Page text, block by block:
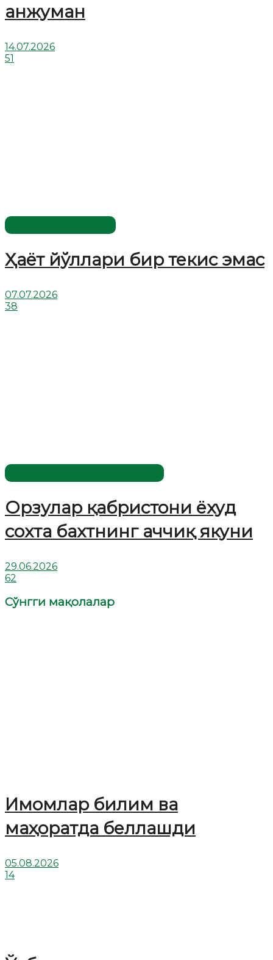
анжуман
14.07.2026
51
Ҳаёт йўллари бир текис эмас
07.07.2026
38
Орзулар қабристони ёхуд
сохта бахтнинг аччиқ якуни
29.06.2026
62
Сўнгги мақолалар
Имомлар билим ва
маҳоратда беллашди
05.08.2026
14